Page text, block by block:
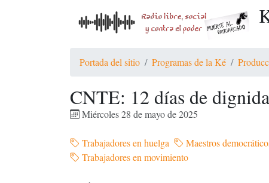
Portada del sitio Programas de la Ké
CNTE: 12 días de
Miércoles 28 de mayo de 2025
Trabajadores en huelga
Maestros
Trabajadores en movimiento